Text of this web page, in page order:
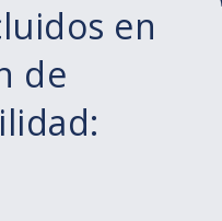
en
de